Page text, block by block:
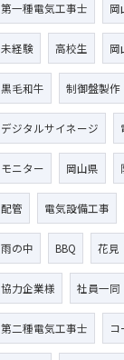
第一種電気工事士 岡
未経験 高校生 岡
黒毛和牛 制御盤製作
デジタルサイネージ
モニター 岡山県
配管 電気設備工事
雨の中 BBQ 花見
協力企業様 社員一同
第二種電気工事士 コ
お問い合わせはこち